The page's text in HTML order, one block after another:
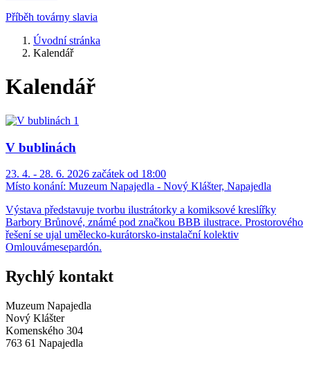
Příběh továrny slavia
Úvodní stránka
Kalendář
Kalendář
V bublinách
23. 4. - 28. 6. 2026 začátek od 18:00
Místo konání: Muzeum Napajedla - Nový Klášter, Napajedla
Výstava představuje tvorbu ilustrátorky a komiksové kreslířky
Barbory Brůnové, známé pod značkou BBB ilustrace. Prostorového
řešení se ujal umělecko-kurátorsko-instalační kolektiv
Omlouvámesepardón.
Rychlý kontakt
Muzeum Napajedla
Nový Klášter
Komenského 304
763 61 Napajedla